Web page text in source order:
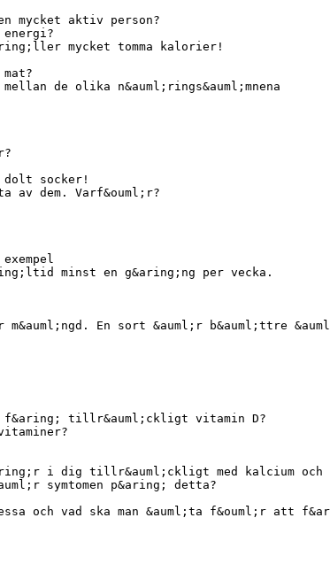
mycket aktiv person?
energi?
mycket tomma kalorier!
de olika n&auml;rings&auml;mnena
dolt socker!
av dem. Varf&ouml;r?
minst en g&aring;ng per vecka.
En sort &auml;r b&auml;ttre
f&aring; tillr&auml;ckligt vitamin D?
i dig tillr&auml;ckligt med kalcium och
symtomen p&aring; detta?
och vad ska man &auml;ta f&ouml;r att